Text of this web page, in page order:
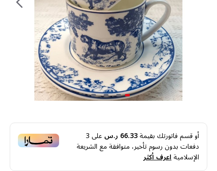
أو قسم فاتورتك بقيمة66.33 ر.س على3
دفعات بدون رسوم تأخير، متوافقة مع الشريعة
الإسلاميةاعرف أكثر